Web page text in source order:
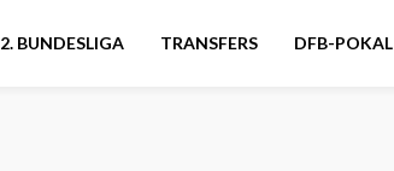
2. BUNDESLIGA TRANSFERS DFB-POKAL